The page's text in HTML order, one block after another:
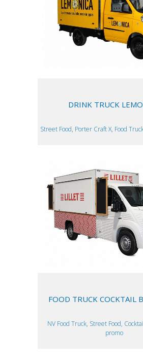
DRINK TRUCK
Street Food, Porter Craft X, Food
FOOD TRUCK COCKTAIL
NV Food Truck, Street Food,
promo